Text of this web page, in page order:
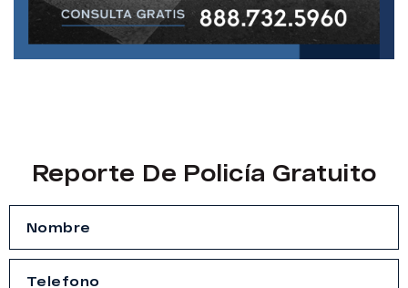
Reporte De Policía Gratuito